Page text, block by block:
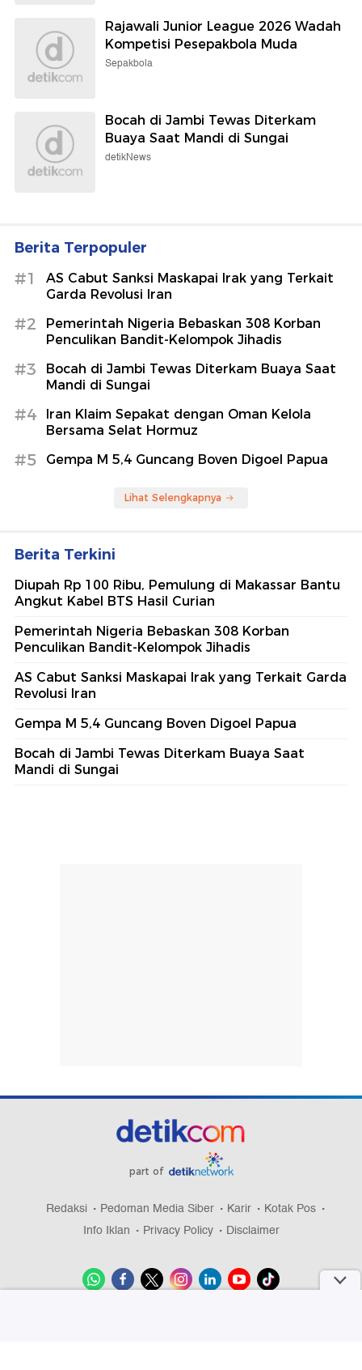
Rajawali Junior League 2026 Wadah
Kompetisi Pesepakbola Muda
Sepakbola
Bocah di Jambi Tewas Diterkam
Buaya Saat Mandi di Sungai
detikNews
Berita Terpopuler
#1
AS Cabut Sanksi Maskapai Irak yang Terkait
Garda Revolusi Iran
#2
Pemerintah Nigeria Bebaskan 308 Korban
Penculikan Bandit-Kelompok Jihadis
#3
Bocah di Jambi Tewas Diterkam Buaya Saat
Mandi di Sungai
#4
Iran Klaim Sepakat dengan Oman Kelola
Bersama Selat Hormuz
#5 Gempa M 5,4 Guncang Boven Digoel Papua
Lihat Selengkapnya
Berita Terkini
Diupah Rp 100 Ribu, Pemulung di Makassar Bantu
Angkut Kabel BTS Hasil Curian
Pemerintah Nigeria Bebaskan 308 Korban
Penculikan Bandit-Kelompok Jihadis
AS Cabut Sanksi Maskapai Irak yang Terkait Garda
Revolusi Iran
Gempa M 5,4 Guncang Boven Digoel Papua
Bocah di Jambi Tewas Diterkam Buaya Saat
Mandi di Sungai
part of
Redaksi Pedoman Media Siber Karir
Kotak Pos
Info Iklan
Privacy Policy Disclaimer